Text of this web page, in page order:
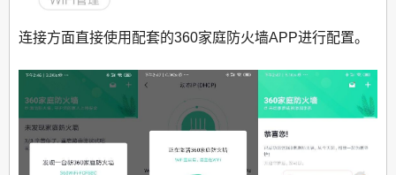
连接方面直接使用配套的360家庭防火墙APP进行配置。